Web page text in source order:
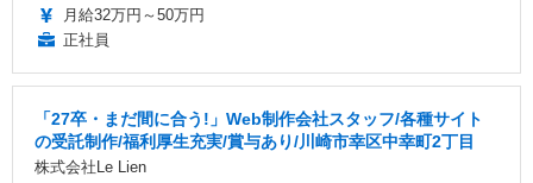
月給32万円～50万円
正社員
「27卒・まだ間に合う!」Web制作会社スタッフ/各種サイト
の受託制作/福利厚生充実/賞与あり/川崎市幸区中幸町2丁目
株式会社Le Lien